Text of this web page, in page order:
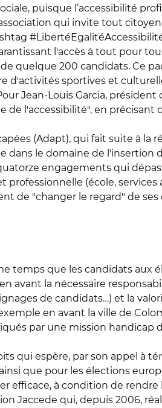
puisque l’accessibilité
qui invite tout citoyen
l'accès à tout pour
quelque 200 candidats. Ce
d'activités sportives et
Jean-Louis Garcia, président
de l'accessibilité", en précisant
(Adapt), qui fait suite à la
dans le domaine de l'insertion
engagements qui
(école, services
de "changer le regard" de ses
temps que les candidats aux
avant la nécessaire
de candidats…) et la
en avant la ville de
par une mission handicap
qui espère, par son appel à
que pour les élections
efficace, à condition de rendre
Jaccede qui, depuis 2006,